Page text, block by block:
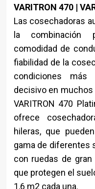
VARITRON 470 |
Las cosechadoras
la combinación
comodidad de
fiabilidad de la
condiciones
decisivo en muchos
VARITRON 470
ofrece
hileras, que
gama de diferentes
con ruedas de
que protegen el
1,6 m2 cada una.